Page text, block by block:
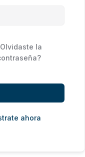
la
ahora